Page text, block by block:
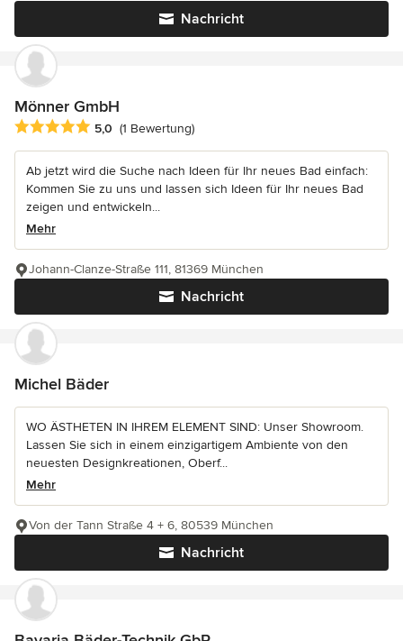
Nachricht
Mönner GmbH
Durchschnittliche Bewertung: 5 von 5 Sternen
5,0 (1 Bewertung)
Ab jetzt wird die Suche nach Ideen für Ihr neues Bad einfach:
Kommen Sie zu uns und lassen sich Ideen für Ihr neues Bad
zeigen und entwickeln...
Mehr
Nachricht
Johann-Clanze-Straße 111, 81369 München
Michel Bäder
WO ÄSTHETEN IN IHREM ELEMENT SIND: Unser Showroom.
Lassen Sie sich in einem einzigartigem Ambiente von den
neuesten Designkreationen, Oberf...
Mehr
Nachricht
Von der Tann Straße 4 + 6, 80539 München